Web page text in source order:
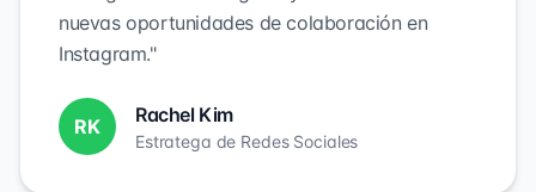
nuevas oportunidades de colaboración en
Instagram."
RK Rachel Kim
Estratega de Redes Sociales